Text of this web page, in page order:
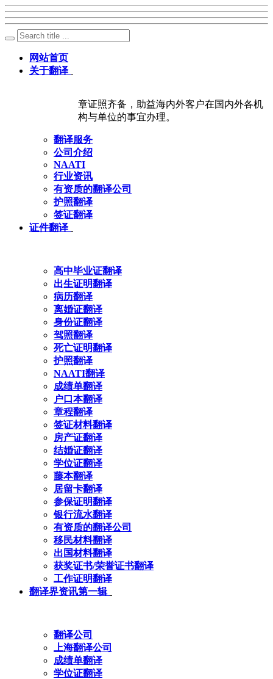
网站首页
关于翻译
章证照齐备，助益海内外客户在国内外各机
构与单位的事宜办理。
翻译服务
公司介绍
NAATI
行业资讯
有资质的翻译公司
护照翻译
签证翻译
证件翻译
高中毕业证翻译
出生证明翻译
病历翻译
离婚证翻译
身份证翻译
驾照翻译
死亡证明翻译
护照翻译
NAATI翻译
成绩单翻译
户口本翻译
章程翻译
签证材料翻译
房产证翻译
结婚证翻译
学位证翻译
藤本翻译
居留卡翻译
参保证明翻译
银行流水翻译
有资质的翻译公司
移民材料翻译
出国材料翻译
获奖证书/荣誉证书翻译
工作证明翻译
翻译界资讯第一辑
翻译公司
上海翻译公司
成绩单翻译
学位证翻译